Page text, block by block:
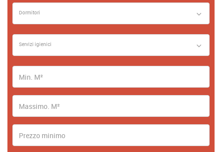
Dormitori
Servizi igienici